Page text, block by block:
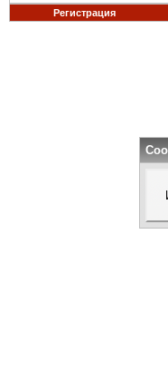
Регистрация